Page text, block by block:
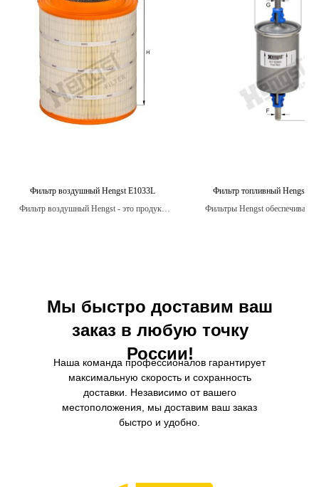
Фильтр воздушный Hengst E1033L
Фильтр воздушный Hengst - это продукт,
Фильтр топливный Hengst
Фильтры Hengst
Мы быстро доставим ваш
заказ в любую точку
России!
Наша команда профессионалов гарантирует
максимальную скорость и сохранность
доставки. Независимо от вашего
местоположения, мы доставим ваш заказ
быстро и удобно.